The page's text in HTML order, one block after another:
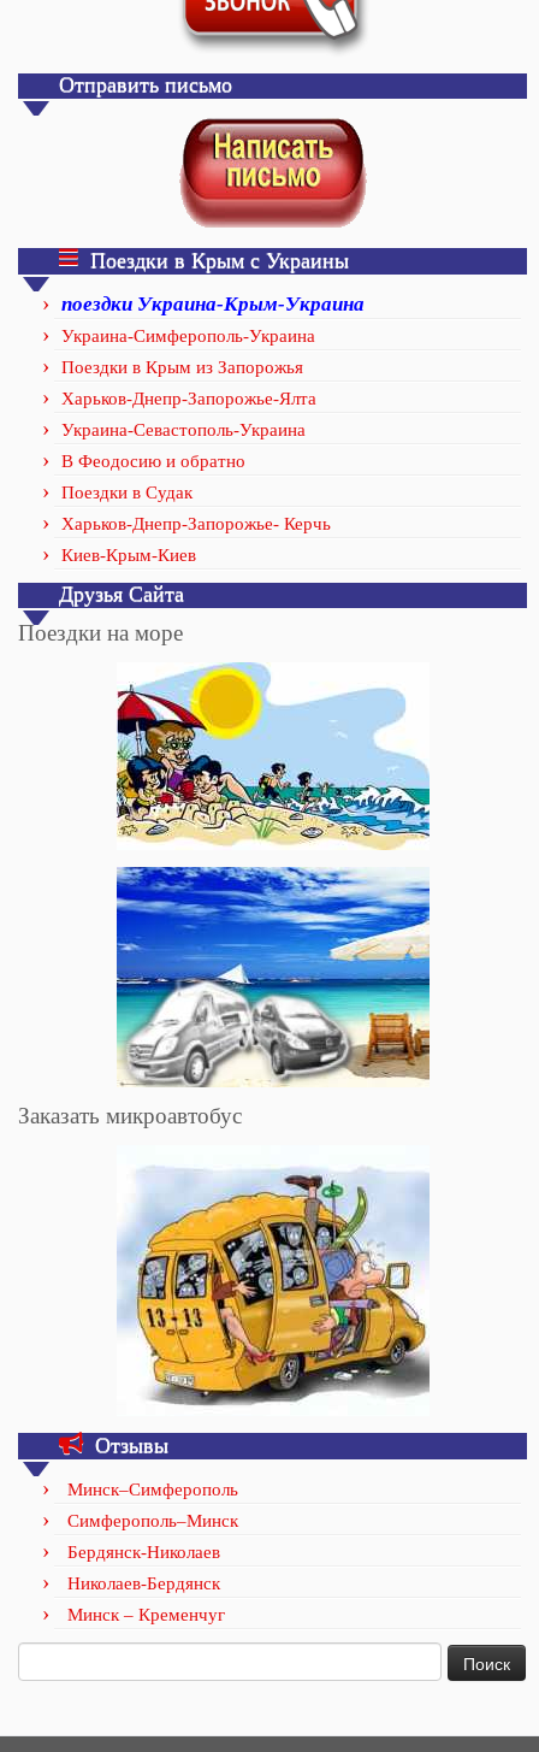
Отправить письмо
Поездки в Крым с Украины
поездки Украина-Крым-Украина
Украина-Симферополь-Украина
Поездки в Крым из Запорожья
Харьков-Днепр-Запорожье-Ялта
Украина-Севастополь-Украина
В Феодосию и обратно
Поездки в Судак
Харьков-Днепр-Запорожье- Керчь
Киев-Крым-Киев
Друзья Сайта
Поездки на море
Заказать микроавтобус
Отзывы
Минск–Симферополь
Симферополь–Минск
Бердянск-Николаев
Николаев-Бердянск
Минск – Кременчуг